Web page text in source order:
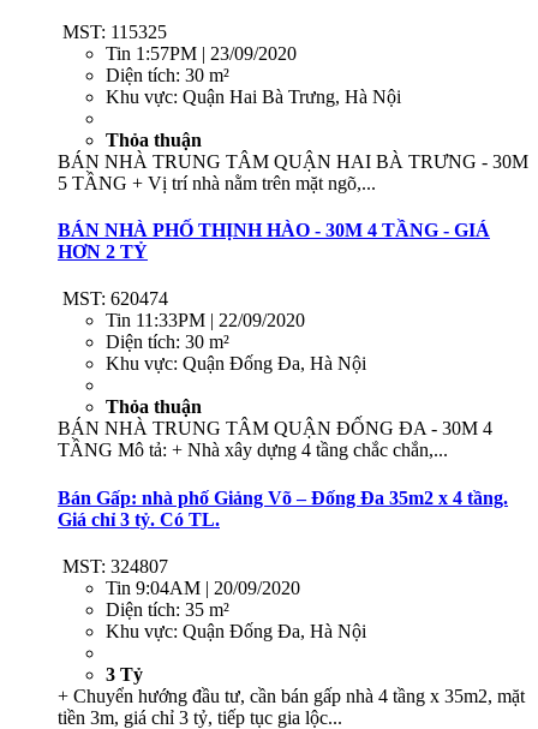
MST: 115325
Tin 1:57PM | 23/09/2020
Diện tích: 30 m²
Khu vực: Quận Hai Bà Trưng, Hà Nội
Thỏa thuận
BÁN NHÀ TRUNG TÂM QUẬN HAI BÀ TRƯNG - 30M
5 TẦNG + Vị trí nhà nằm trên mặt ngõ,...
BÁN NHÀ PHỐ THỊNH HÀO - 30M 4 TẦNG - GIÁ
HƠN 2 TỶ
MST: 620474
Tin 11:33PM | 22/09/2020
Diện tích: 30 m²
Khu vực: Quận Đống Đa, Hà Nội
Thỏa thuận
BÁN NHÀ TRUNG TÂM QUẬN ĐỐNG ĐA - 30M 4
TẦNG Mô tả: + Nhà xây dựng 4 tầng chắc chắn,...
Bán Gấp: nhà phố Giảng Võ – Đống Đa 35m2 x 4 tầng.
Giá chỉ 3 tỷ. Có TL.
MST: 324807
Tin 9:04AM | 20/09/2020
Diện tích: 35 m²
Khu vực: Quận Đống Đa, Hà Nội
3 Tỷ
+ Chuyển hướng đầu tư, cần bán gấp nhà 4 tầng x 35m2, mặt
tiền 3m, giá chỉ 3 tỷ, tiếp tục gia lộc...